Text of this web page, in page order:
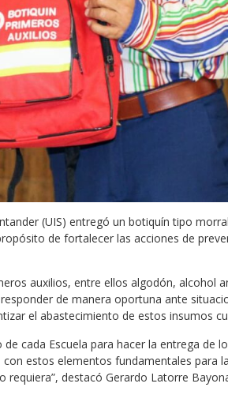
(UIS) entregó un botiquín tipo
de fortalecer las acciones de
auxilios, entre ellos algodón, alcohol
de manera oportuna ante
el abastecimiento de estos insumos
cada Escuela para hacer la entrega de
estos elementos fundamentales para
destacó Gerardo Latorre